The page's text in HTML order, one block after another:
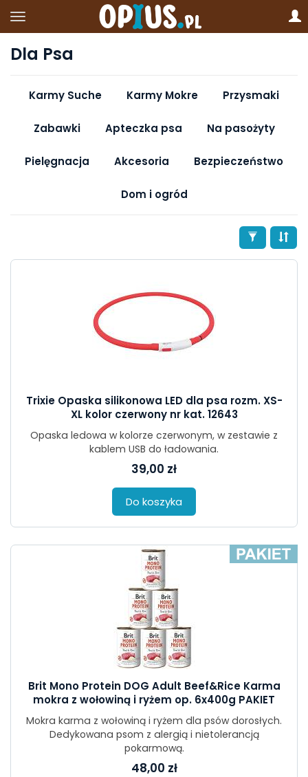
Dla Psa
Karmy Suche Karmy Mokre Przysmaki
Zabawki Apteczka psa Na pasożyty
Pielęgnacja Akcesoria Bezpieczeństwo
Dom i ogród
Trixie Opaska silikonowa LED dla psa rozm. XS-
XL kolor czerwony nr kat. 12643
Opaska ledowa w kolorze czerwonym, w zestawie z
kablem USB do ładowania.
39,00 zł
Do koszyka
Brit Mono Protein DOG Adult Beef&Rice Karma
mokra z wołowiną i ryżem op. 6x400g PAKIET
Mokra karma z wołowiną i ryżem dla psów dorosłych.
Dedykowana psom z alergią i nietolerancją
pokarmową.
48,00 zł